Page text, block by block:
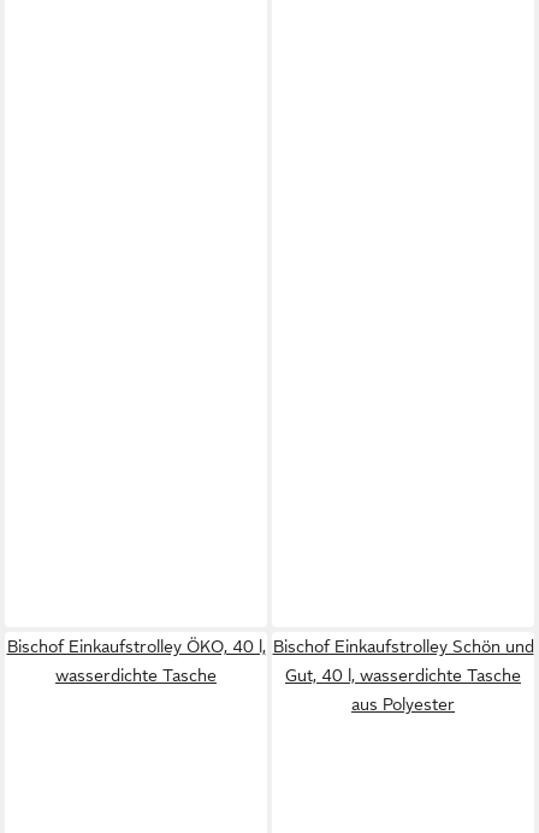
Bischof Einkaufstrolley ÖKO, 40 l,
wasserdichte Tasche
Bischof Einkaufstrolley Schön und
Gut, 40 l, wasserdichte Tasche
aus Polyester